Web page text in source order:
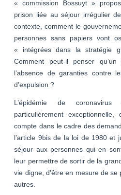
« commission Bossuyt »
prison liée au séjour irrégulier
contexte, comment le
personnes sans papiers vont
« intégrées dans la stratégie
Comment peut-il penser
l’absence de garanties contre
d’expulsion ?
L’épidémie de
particulièrement
compte dans le cadre des
l’article 9bis de la loi de 1980 et
séjour aux personnes qui en
leur permettre de sortir de la
vie digne, d’être en mesure de
autres.